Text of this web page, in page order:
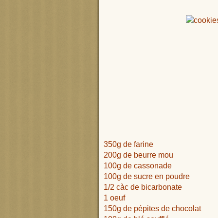
350g de farine
200g de beurre mou
100g de cassonade
100g de sucre en poudre
1/2 càc de bicarbonate
1 oeuf
150g de pépites de chocolat